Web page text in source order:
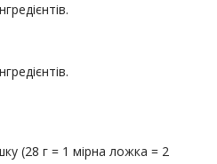
(28 г = 1 мірна ложка = 2